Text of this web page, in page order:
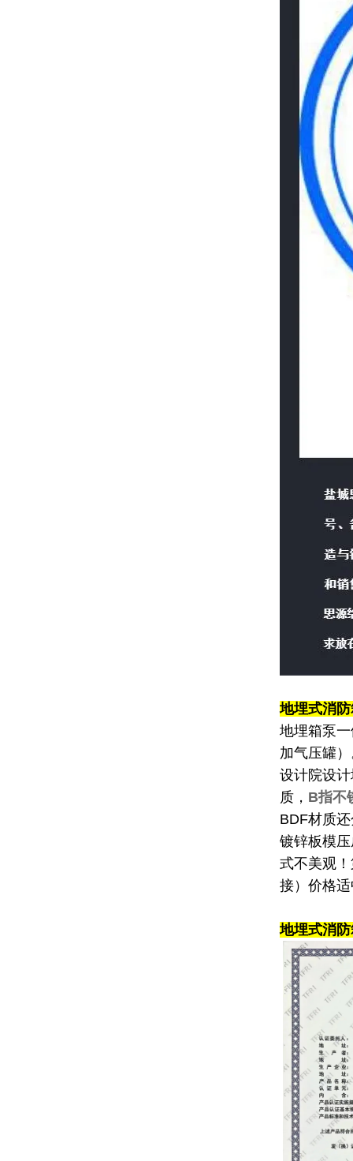
地埋式消
地埋箱泵
加气压罐
设计院设
质， B指不
BDF材质
镀锌板模
式不美观
接）价格
地埋式消